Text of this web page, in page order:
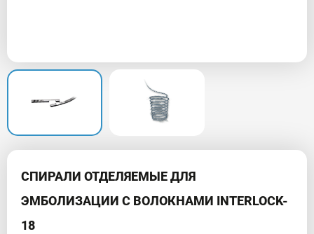
СПИРАЛИ ОТДЕЛЯЕМЫЕ ДЛЯ
ЭМБОЛИЗАЦИИ С ВОЛОКНАМИ INTERLOCK-
18